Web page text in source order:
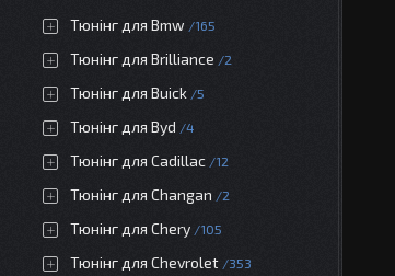
Тюнінг для Bmw 165
Тюнінг для Brilliance 2
Тюнінг для Buick 5
Тюнінг для Byd 4
Тюнінг для Cadillac 12
Тюнінг для Changan 2
Тюнінг для Chery 105
Тюнінг для Chevrolet 353